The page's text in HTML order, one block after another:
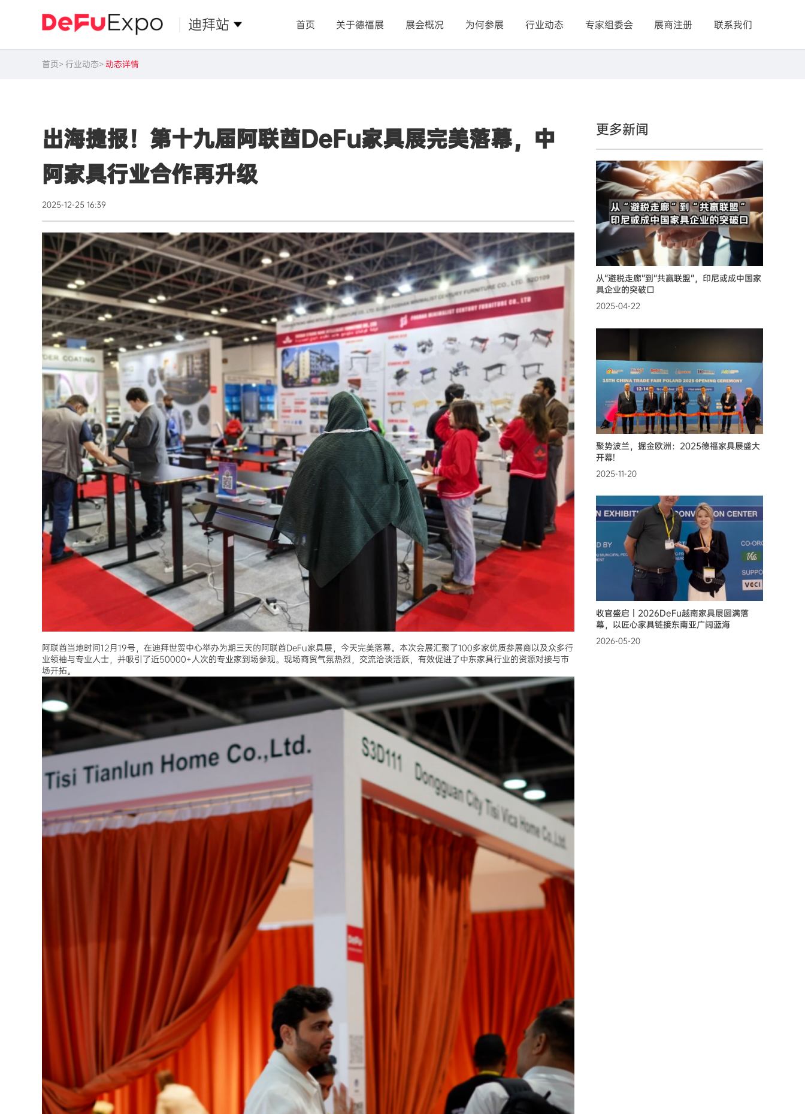
迪拜站 首页 关于德福展 展会概况 为何参展 行业动态 专家组委会 展商注册 联系我们
首页 行业动态 动态详情
出海捷报！第十九届阿联酋DeFu家具展完美落幕，中
阿家具行业合作再升级
2025-12-25 16:39
阿联酋当地时间12月19号，在迪拜世贸中心举办为期三天的阿联酋DeFu家具展，今天完美落幕。本次会展汇聚了100多家优质参展商以及众多行
业领袖与专业人士，并吸引了近50000+人次的专业家到场参观。现场商贸气氛热烈，交流洽谈活跃，有效促进了中东家具行业的资源对接与市
场开拓。
更多新闻
从“避税走廊”到“共赢联盟”，印尼或成中国家
具企业的突破口
2025-04-22
聚势波兰，掘金欧洲：2025德福家具展盛大
开幕!
2025-11-20
收官盛启｜2026DeFu越南家具展圆满落
幕，以匠心家具链接东南亚广阔蓝海
2026-05-20